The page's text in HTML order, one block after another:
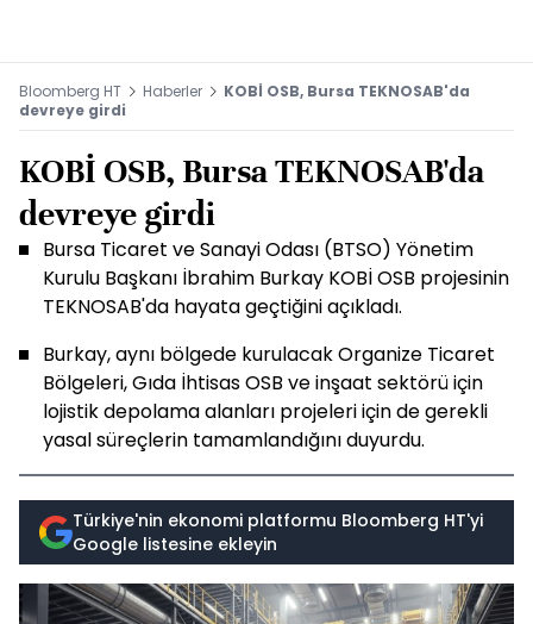
Bloomberg HT Haberler
KOBİ OSB, Bursa TEKNOSAB'da
devreye girdi
KOBİ OSB, Bursa TEKNOSAB'da
devreye girdi
Bursa Ticaret ve Sanayi Odası (BTSO) Yönetim
Kurulu Başkanı İbrahim Burkay KOBİ OSB projesinin
TEKNOSAB'da hayata geçtiğini açıkladı.
Burkay, aynı bölgede kurulacak Organize Ticaret
Bölgeleri, Gıda İhtisas OSB ve inşaat sektörü için
lojistik depolama alanları projeleri için de gerekli
yasal süreçlerin tamamlandığını duyurdu.
Türkiye'nin ekonomi platformu Bloomberg HT'yi
Google listesine ekleyin